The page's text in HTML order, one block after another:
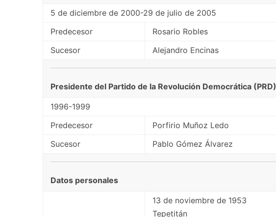
5 de diciembre de 2000-29 de julio de 2005
Predecesor
Rosario Robles
Sucesor
Alejandro Encinas
Presidente del Partido de la Revolución Democrática (PRD)
1996-1999
Predecesor
Porfirio Muñoz Ledo
Sucesor
Pablo Gómez Álvarez
Datos personales
13 de noviembre de 1953
Tepetitán